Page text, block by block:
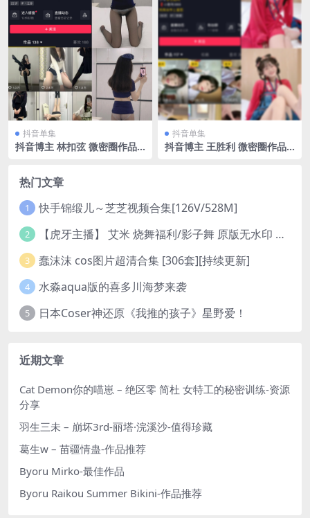
抖音单集
抖音博主 林扣弦 微密圈作品
抖音单集
抖音博主 王胜利 微密圈作品
热门文章
1 快手锦缎儿～芝芝视频合集[126V/528M]
2 【虎牙主播】 艾米 烧舞福利/影子舞 原版无水印 （1v/130m）
3 蠢沫沫 cos图片超清合集 [306套][持续更新]
4 水淼aqua版的喜多川海梦来袭
5 日本Coser神还原《我推的孩子》星野爱！
近期文章
Cat Demon你的喵崽 – 绝区零 简杜 女特工的秘密训练-资源
分享
羽生三未 – 崩坏3rd-丽塔·浣溪沙-值得珍藏
葛生w – 苗疆情蛊-作品推荐
Byoru Mirko-最佳作品
Byoru Raikou Summer Bikini-作品推荐